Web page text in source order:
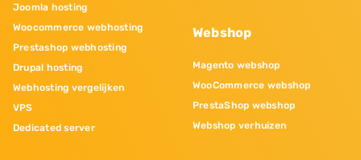
Joomla hosting
Woocommerce webhosting
Prestashop webhosting
Drupal hosting
Webhosting vergelijken
VPS
Dedicated server
Webshop
Magento webshop
WooCommerce webshop
PrestaShop webshop
Webshop verhuizen